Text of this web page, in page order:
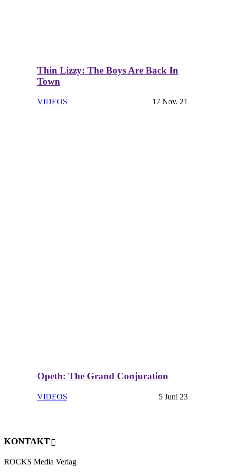
Thin Lizzy: The Boys Are Back In
Town
VIDEOS 17 Nov. 21
Opeth: The Grand Conjuration
VIDEOS 5 Juni 23
KONTAKT
ROCKS Media Verlag